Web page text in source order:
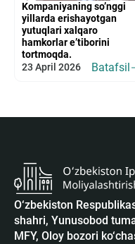
Kompaniyaning so’nggi
yillarda erishayotgan
yutuqlari xalqaro
hamkorlar e’tiborini
tortmoqda.
23 April 2026
Batafsil
O‘zbekiston
shahri, Yunusobod
MFY, Oloy bozori